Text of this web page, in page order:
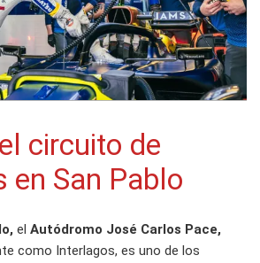
circuito de
en San Pablo
el Autódromo José Carlos Pace,
como Interlagos, es uno de los